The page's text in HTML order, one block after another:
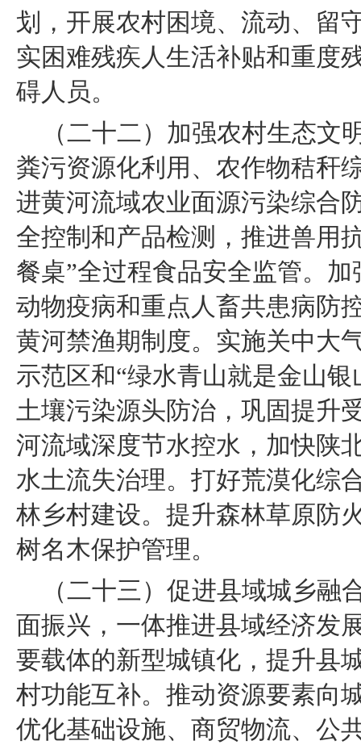
划，开展农村困境、流动、留
实困难残疾人生活补贴和重度
碍人员。
（二十二）加强农村生态
粪污资源化利用、农作物秸秆
进黄河流域农业面源污染综合
全控制和产品检测，推进兽用
餐桌”全过程食品安全监管。
动物疫病和重点人畜共患病防
黄河禁渔期制度。实施关中大
示范区和“绿水青山就是金山
土壤污染源头防治，巩固提升
河流域深度节水控水，加快陕
水土流失治理。打好荒漠化综
林乡村建设。提升森林草原防
树名木保护管理。
（二十三）促进县域城乡
面振兴，一体推进县域经济发
要载体的新型城镇化，提升县
村功能互补。推动资源要素向
优化基础设施、商贸物流、公